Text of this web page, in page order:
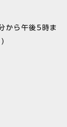
から午後5時ま